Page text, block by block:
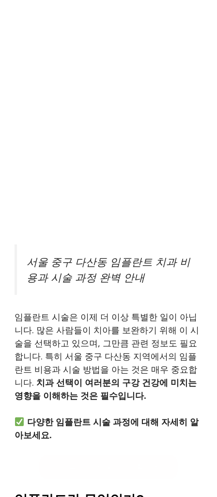
서울 중구 다산동 임플란트 치과 비
용과 시술 과정 완벽 안내
임플란트 시술은 이제 더 이상 특별한 일이 아닙
니다. 많은 사람들이 치아를 보완하기 위해 이 시
술을 선택하고 있으며, 그만큼 관련 정보도 필요
합니다. 특히 서울 중구 다산동 지역에서의 임플
란트 비용과 시술 방법을 아는 것은 매우 중요합
니다. 치과 선택이 여러분의 구강 건강에 미치는
영향을 이해하는 것은 필수입니다.
다양한 임플란트 시술 과정에 대해 자세히 알
아보세요.